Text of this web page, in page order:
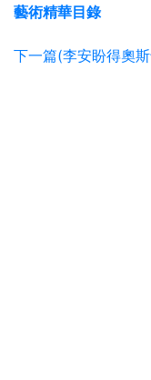
藝術精華目錄
下一篇(李安盼得奧